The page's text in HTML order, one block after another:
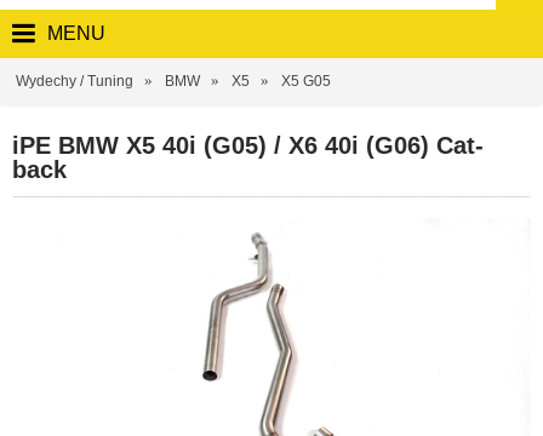
MENU
Wydechy / Tuning BMW X5 X5 G05
iPE BMW X5 40i (G05) / X6 40i (G06) Cat-
back